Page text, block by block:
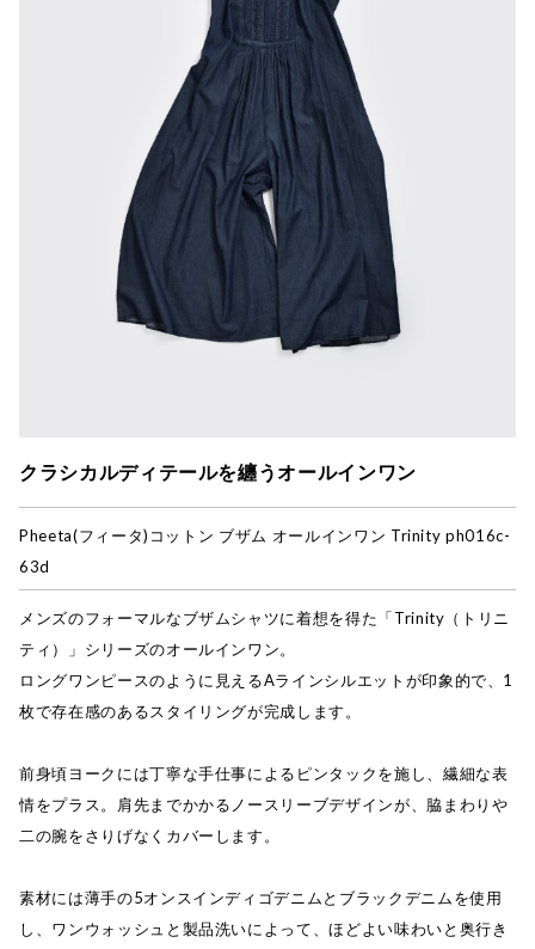
クラシカルディテールを纏うオールインワン
Pheeta(フィータ) コットン ブザム オールインワン Trinity ph016c-
63d
メンズのフォーマルなブザムシャツに着想を得た「Trinity（トリニ
ティ）」シリーズのオールインワン。
ロングワンピースのように見えるAラインシルエットが印象的で、1
枚で存在感のあるスタイリングが完成します。
前身頃ヨークには丁寧な手仕事によるピンタックを施し、繊細な表
情をプラス。肩先までかかるノースリーブデザインが、脇まわりや
二の腕をさりげなくカバーします。
素材には薄手の5オンスインディゴデニムとブラックデニムを使用
し、ワンウォッシュと製品洗いによって、ほどよい味わいと奥行き